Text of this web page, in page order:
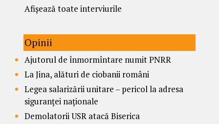
Afișează toate interviurile
Opinii
Ajutorul de înmormîntare numit PNRR
La Jina, alături de ciobanii români
Legea salarizării unitare – pericol la adresa
siguranței naționale
Demolatorii USR atacă Biserica